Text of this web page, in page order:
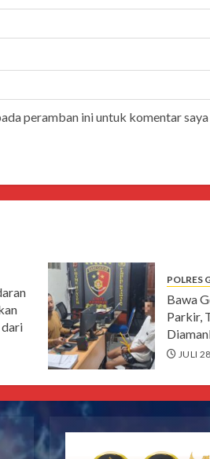
peramban ini untuk komentar
POLRES
Bawa
Parkir,
JULI